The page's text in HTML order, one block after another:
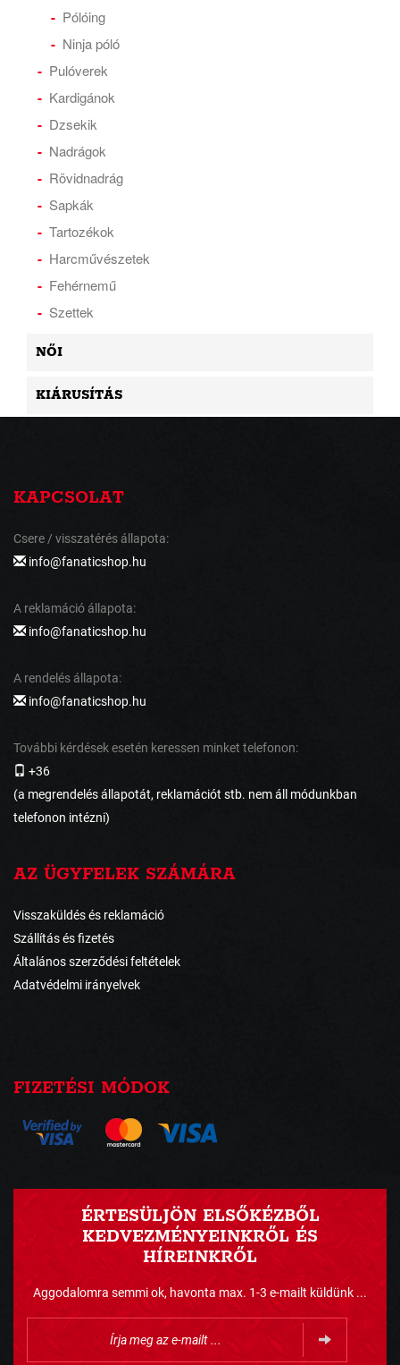
Pólóing
Ninja póló
Pulóverek
Kardigánok
Dzsekik
Nadrágok
Rövidnadrág
Sapkák
Tartozékok
Harcművészetek
Fehérnemű
Szettek
NŐI
KIÁRUSÍTÁS
KAPCSOLAT
Csere / visszatérés állapota:
info@fanaticshop.hu
A reklamáció állapota:
info@fanaticshop.hu
A rendelés állapota:
info@fanaticshop.hu
További kérdések esetén keressen minket telefonon:
+36
(a megrendelés állapotát, reklamációt stb. nem áll módunkban
telefonon intézni)
AZ ÜGYFELEK SZÁMÁRA
Visszaküldés és reklamáció
Szállítás és fizetés
Általános szerződési feltételek
Adatvédelmi irányelvek
FIZETÉSI MÓDOK
ÉRTESÜLJÖN ELSŐKÉZBŐL
KEDVEZMÉNYEINKRŐL ÉS
HÍREINKRŐL
Aggodalomra semmi ok, havonta max. 1-3 e-mailt küldünk ...